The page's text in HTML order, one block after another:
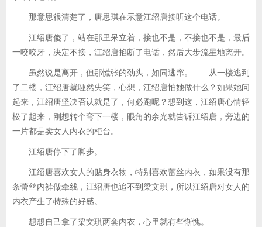
那意思很清楚了，唐思琪在示意江绍唐接听这个电话。
江绍唐傻了，站在那里呆立着，接也不是，不接也不是，最后
一咬咬牙，决定不接，江绍唐掐断了电话，然后大步流星地离开。
虽然说是离开，但那慌张的劲头，如同逃窜。 从一楼逃到
了二楼，江绍唐就哑然失笑，心想，江绍唐怕她做什么？如果她问
起来，江绍唐坚决否认就是了，何必跑呢？想到这，江绍唐心情轻
松了起来，刚想转个弯下一楼，眼角的余光就告诉江绍唐，旁边的
一片都是卖女人内衣的柜台。
江绍唐停下了脚步。
江绍唐喜欢女人的贴身衣物，特别喜欢蕾丝内衣，如果没有那
条蕾丝内裤做牵线，江绍唐也追不到梁文琪，所以江绍唐对女人的
内衣产生了特殊的好感。
想想自己拿了梁文琪两套内衣，心里就有些惭愧。